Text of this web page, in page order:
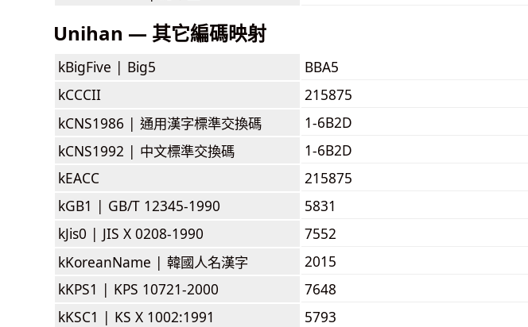
Unihan — 其它編碼映射
kBigFive | Big5
BBA5
kCCCII
215875
kCNS1986 | 通用漢字標準交換碼
1-6B2D
kCNS1992 | 中文標準交換碼
1-6B2D
kEACC
215875
kGB1 | GB/T 12345-1990
5831
kJis0 | JIS X 0208-1990
7552
kKoreanName | 韓國人名漢字
2015
kKPS1 | KPS 10721-2000
7648
kKSC1 | KS X 1002:1991
5793